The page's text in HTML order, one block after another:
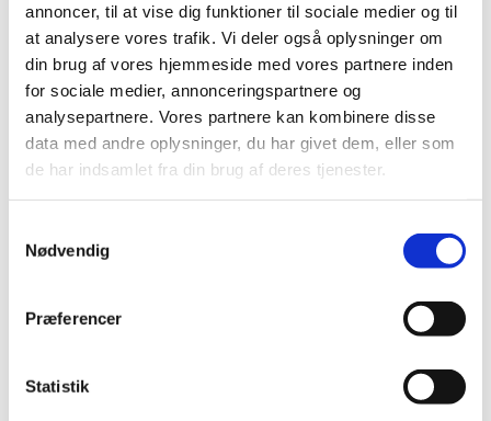
annoncer, til at vise dig funktioner til sociale medier og til
at analysere vores trafik. Vi deler også oplysninger om
din brug af vores hjemmeside med vores partnere inden
for sociale medier, annonceringspartnere og
analysepartnere. Vores partnere kan kombinere disse
data med andre oplysninger, du har givet dem, eller som
de har indsamlet fra din brug af deres tjenester.
Nødvendig
Præferencer
Statistik
november (6)
oktober (3)
september (1)
august (2)
juli (1)
juni (2)
februar (3)
2015 (30)
2013 (44)